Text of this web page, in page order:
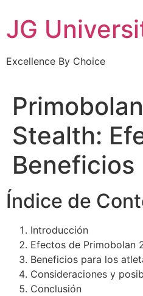
content
JG
Excellence By Choice
Stealth:
Beneficios
Índice de
Introducción
Efectos de Primobolan
Beneficios para los
Consideraciones y
Conclusión